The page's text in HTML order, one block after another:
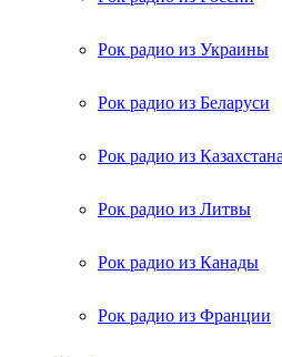
Рок радио из Украины
Рок радио из Беларуси
Рок радио из Казахстана
Рок радио из Литвы
Рок радио из Канады
Рок радио из Франции